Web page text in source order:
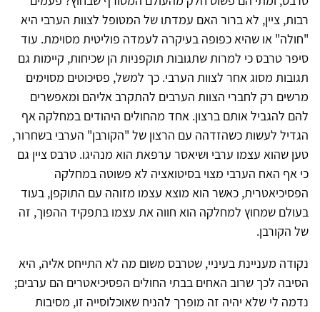
רבות, ציין, לא ברור האם עמדתו של המטופל לצוות הערבי היא
"חולה" או שהיא כפופה בעיקרה לעמדה פוליטית מסוימת. עוד
סיפר טרבס כי למרות שתגובות תוקפניות הן שכיחות, קיימות גם
תגובות מסוג אחר לצוות הערבי. כך למשל, פסיכוטים מסוימים
מרשים רק לחברי הצוות הערבים להתקרב אליהם ומאפשרים
להם להגביל אותם ברצון. אחד מהחולים היהודים במחלקה אף
הגדיל לעשות כשהזדהה עם הרצון של "הקורבן" הערבי בשחרור,
טען שהוא עצמו ערבי ושיאסר ערפאת הוא מנהיגו. טרבס ציין גם
כי אף האח הערבי מצוי בסיטואציה לא פשוטה במחלקה
הפסיכיאטרית, כאשר הוא מוצא עצמו מזוהה עם התוקפן, בעוד
בעולם שמחוץ למחלקה הוא חווה את עצמו בתפקיד ההפוך, זה
של הקורבן.
נקודה מעניינת בעיניי, שטרבס משום מה לא התייחס אליה, היא
הסיבה לכך שרוב האחים בבתי החולים הפסיכיאטרים הם ערבים;
נדמה לי שלא יהיה זה מופרך להניח שאוכלוסייה זו, מסיבות